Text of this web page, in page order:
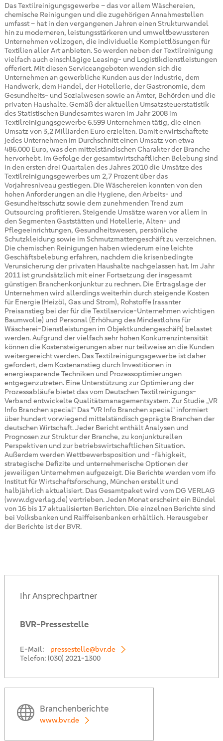
Das Textilreinigungsgewerbe – das vor allem Wäschereien,
chemische Reinigungen und die zugehörigen Annahmestellen
umfasst – hat in den vergangenen Jahren einen Strukturwandel
hin zu moderneren, leistungsstärkeren und umweltbewussteren
Unternehmen vollzogen, die individuelle Komplettlösungen für
Textilien aller Art anbieten. So werden neben der Textilreinigung
vielfach auch einschlägige Leasing- und Logistikdienstleistungen
offeriert. Mit diesen Serviceangeboten wenden sich die
Unternehmen an gewerbliche Kunden aus der Industrie, dem
Handwerk, dem Handel, der Hotellerie, der Gastronomie, dem
Gesundheits- und Sozialwesen sowie an Ämter, Behörden und die
privaten Haushalte. Gemäß der aktuellen Umsatzsteuerstatistik
des Statistischen Bundesamtes waren im Jahr 2008 im
Textilreinigungsgewerbe 6.599 Unternehmen tätig, die einen
Umsatz von 3,2 Milliarden Euro erzielten. Damit erwirtschaftete
jedes Unternehmen im Durchschnitt einen Umsatz von etwa
486.000 Euro, was den mittelständischen Charakter der Branche
hervorhebt. Im Gefolge der gesamtwirtschaftlichen Belebung sind
in den ersten drei Quartalen des Jahres 2010 die Umsätze des
Textilreinigungsgewerbes um 2,7 Prozent über das
Vorjahresniveau gestiegen. Die Wäschereien konnten von den
hohen Anforderungen an die Hygiene, den Arbeits- und
Gesundheitsschutz sowie dem zunehmenden Trend zum
Outsourcing profitieren. Steigende Umsätze waren vor allem in
den Segmenten Gaststätten und Hotellerie, Alten- und
Pflegeeinrichtungen, Gesundheitswesen, persönliche
Schutzkleidung sowie im Schmutzmattengeschäft zu verzeichnen.
Die chemischen Reinigungen haben wiederum eine leichte
Geschäftsbelebung erfahren, nachdem die krisenbedingte
Verunsicherung der privaten Haushalte nachgelassen hat. Im Jahr
2011 ist grundsätzlich mit einer Fortsetzung der insgesamt
günstigen Branchenkonjunktur zu rechnen. Die Ertragslage der
Unternehmen wird allerdings weiterhin durch steigende Kosten
für Energie (Heizöl, Gas und Strom), Rohstoffe (rasanter
Preisanstieg bei der für die Textilservice-Unternehmen wichtigen
Baumwolle) und Personal (Erhöhung des Mindestlohns für
Wäscherei-Dienstleistungen im Objektkundengeschäft) belastet
werden. Aufgrund der vielfach sehr hohen Konkurrenzintensität
können die Kostensteigerungen aber nur teilweise an die Kunden
weitergereicht werden. Das Textilreinigungsgewerbe ist daher
gefordert, dem Kostenanstieg durch Investitionen in
energiesparende Techniken und Prozessoptimierungen
entgegenzutreten. Eine Unterstützung zur Optimierung der
Prozessabläufe bietet das vom Deutschen Textilreinigungs-
Verband entwickelte Qualitätsmanagementsystem. Zur Studie „VR
Info Branchen special" Das "VR Info Branchen special" informiert
über hundert vorwiegend mittelständisch geprägte Branchen der
deutschen Wirtschaft. Jeder Bericht enthält Analysen und
Prognosen zur Struktur der Branche, zu konjunkturellen
Perspektiven und zur betriebswirtschaftlichen Situation.
Außerdem werden Wettbewerbsposition und -fähigkeit,
strategische Defizite und unternehmerische Optionen der
jeweiligen Unternehmen aufgezeigt. Die Berichte werden vom ifo
Institut für Wirtschaftsforschung, München erstellt und
halbjährlich aktualisiert. Das Gesamtpaket wird vom DG VERLAG
(www.dgverlag.de) vertrieben. Jeden Monat erscheint ein Bündel
von 16 bis 17 aktualisierten Berichten. Die einzelnen Berichte sind
bei Volksbanken und Raiffeisenbanken erhältlich. Herausgeber
der Berichte ist der BVR.
Ihr Ansprechpartner
BVR-Pressestelle
E-Mail:
pressestelle@bvr.de
Telefon: (030) 2021-1300
Branchenberichte
www.bvr.de